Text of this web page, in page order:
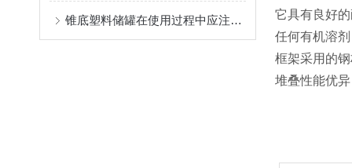
锥底塑料储罐在使用过程中应注意事项分享
它具有良好
任何有机溶
框架采用的
堆叠性能优